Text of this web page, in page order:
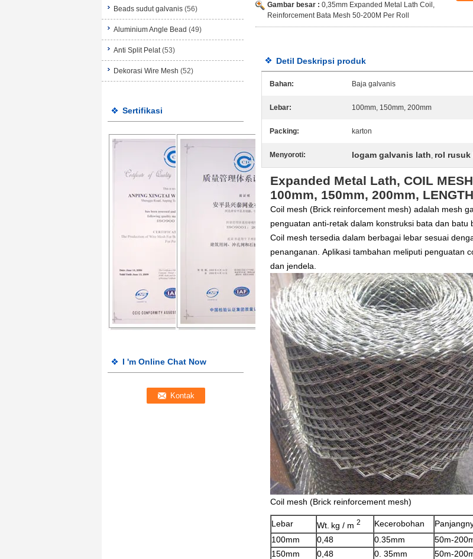
Beads sudut galvanis (56)
Aluminium Angle Bead (49)
Anti Split Pelat (53)
Dekorasi Wire Mesh (52)
Sertifikasi
I 'm Online Chat Now
Gambar besar : 0,35mm Expanded Metal Lath Coil,
Reinforcement Bata Mesh 50-200M Per Roll
Detil Deskripsi produk
Bahan: Baja galvanis
Lebar: 100mm, 150mm, 200mm
Packing: karton
Menyoroti: logam galvanis lath, rol rusuk
Expanded Metal Lath, COIL
100mm, 150mm, 200mm,
Coil mesh (Brick reinforcement mesh) adalah mesh
penguatan anti-retak dalam konstruksi bata dan batu
Coil mesh tersedia dalam berbagai lebar sesuai
penanganan. Aplikasi tambahan meliputi penguatan
dan jendela.
Coil mesh (Brick reinforcement mesh)
Lebar Wt. kg / m 2 Kecerobohan
100mm
0,48 0.35mm
50m-
150mm
0,48 0. 35mm
50m-